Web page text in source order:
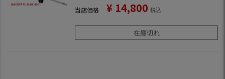
当店価格 ¥ 14,800 税込
在庫切れ